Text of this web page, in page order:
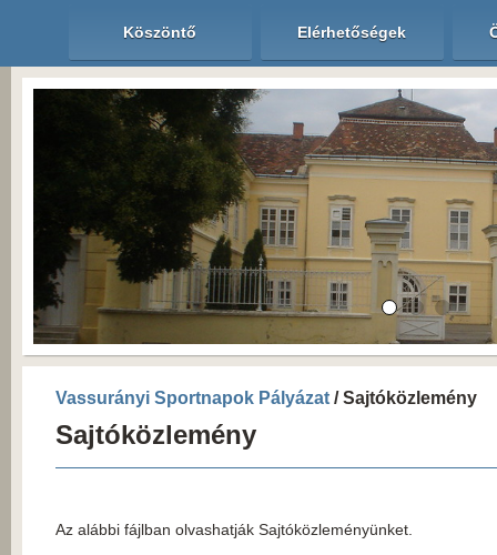
Köszöntő Elérhetőségek
Vassurányi Sportnapok Pályázat / Sajtóközlemény
Sajtóközlemény
Az alábbi fájlban olvashatják Sajtóközleményünket.